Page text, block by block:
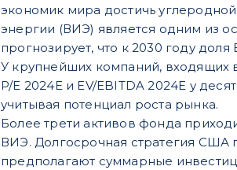
экономик мира достичь
энергии (ВИЭ) является одним из
прогнозирует, что к 2030 году
У крупнейших компаний, входящих
P/E 2024E и EV/EBITDA 2024E у
учитывая потенциал роста рынка.
Более трети активов фонда
ВИЭ. Долгосрочная стратегия США
предполагают суммарные